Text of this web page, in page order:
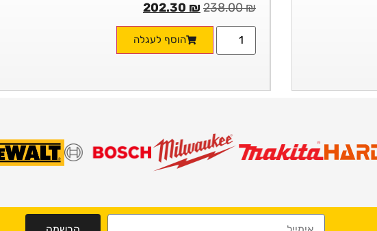
238.00₪
202.30 ₪
הוסף לעגלה